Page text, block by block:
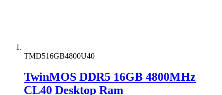
TMD516GB4800U40
TwinMOS DDR5 16GB 4800MHz
CL40 Desktop Ram